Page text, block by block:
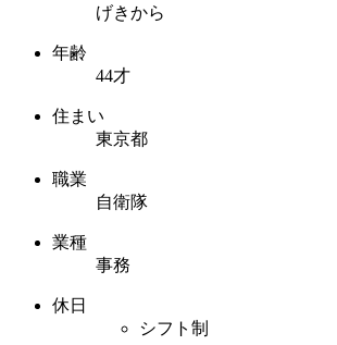
げきから
年齢
44才
住まい
東京都
職業
自衛隊
業種
事務
休日
シフト制